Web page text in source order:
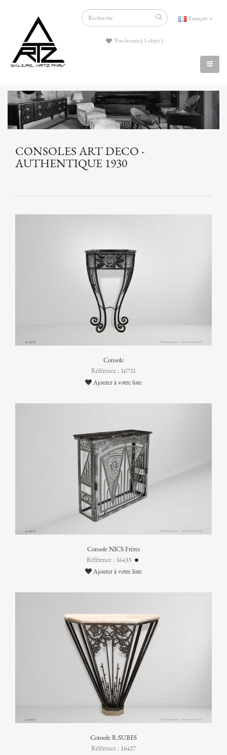
Français
Vos favoris ( 1 objet )
CONSOLES ART DECO -
AUTHENTIQUE 1930
Console
Référence : 16731
Ajouter à votre liste
Console NICS Frères
Référence : 16433
Ajouter à votre liste
Console R.SUBES
Référence : 16427